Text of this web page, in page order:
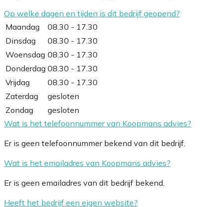
Op welke dagen en tijden is dit bedrijf geopend?
Maandag
08.30 - 17.30
Dinsdag
08.30 - 17.30
Woensdag 08.30 - 17.30
Donderdag 08.30 - 17.30
Vrijdag
08.30 - 17.30
Zaterdag
gesloten
Zondag
gesloten
Wat is het telefoonnummer van Koopmans advies?
Er is geen telefoonnummer bekend van dit bedrijf.
Wat is het emailadres van Koopmans advies?
Er is geen emailadres van dit bedrijf bekend.
Heeft het bedrijf een eigen website?